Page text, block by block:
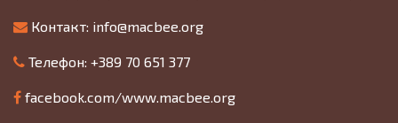
Контакт: info@macbee.org
Телефон: +389 70 651 377
facebook.com/www.macbee.org